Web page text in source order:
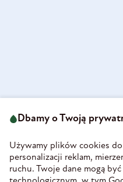
58-160 Świebodzice
REGON 890213034
INFORMACJE
Dbamy o Twoją
Używamy plików cookies
personalizacji reklam,
ruchu. Twoje dane mogą